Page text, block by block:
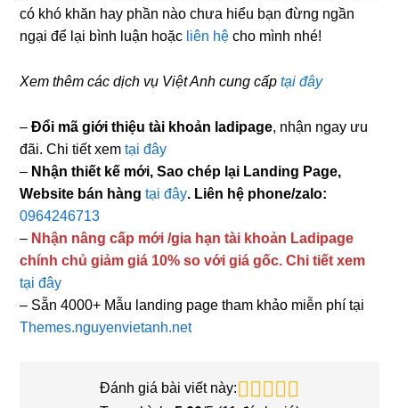
có khó khăn hay phần nào chưa hiểu bạn đừng ngần
ngại để lại bình luận hoặc liên hệ cho mình nhé!
Xem thêm các dịch vụ Việt Anh cung cấptại đây
–Đổi mã giới thiệu tài khoản ladipage, nhận ngay ưu
đãi. Chi tiết xemtại đây
– Nhận thiết kế mới, Sao chép lại Landing Page,
Website bán hàngtại đây. Liên hệ phone/zalo:
0964246713
– Nhận nâng cấp mới /gia hạn tài khoản Ladipage
chính chủ giảm giá 10% so với giá gốc. Chi tiết xem
tại đây
– Sẵn 4000+ Mẫu landing page tham khảo miễn phí tại
Themes.nguyenvietanh.net
Đánh giá bài viết này: